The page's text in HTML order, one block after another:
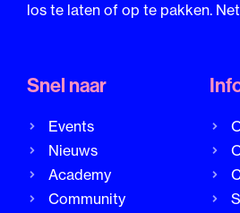
los te laten of op te pakken.
Snel naar
Events
Nieuws
Academy
Community